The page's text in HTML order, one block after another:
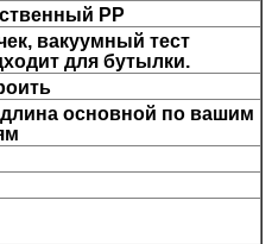
PP
вакуумный тест
для бутылки.
длина основной по вашим